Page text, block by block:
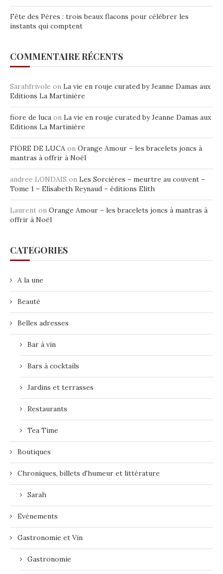
Fête des Pères : trois beaux flacons pour célébrer les
instants qui comptent
COMMENTAIRE RÉCENTS
Sarahfrivole on La vie en rouje curated by Jeanne Damas aux
Editions La Martinière
fiore de luca on La vie en rouje curated by Jeanne Damas aux
Editions La Martinière
FIORE DE LUCA on Orange Amour – les bracelets joncs à
mantras à offrir à Noël
andree LONDAIS on Les Sorcières – meurtre au couvent –
Tome 1 – Elisabeth Reynaud – éditions Elith
Laurent on Orange Amour – les bracelets joncs à mantras à
offrir à Noël
CATEGORIES
A la une
Beauté
Belles adresses
Bar à vin
Bars à cocktails
Jardins et terrasses
Restaurants
Tea Time
Boutiques
Chroniques, billets d'humeur et littérature
Sarah
Evènements
Gastronomie et Vin
Gastronomie